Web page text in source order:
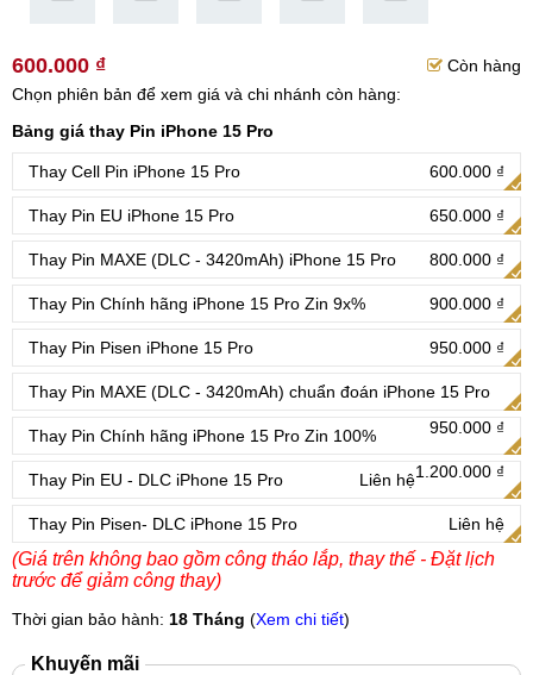
600.000 ₫
Còn hàng
Chọn phiên bản để xem giá và chi nhánh còn hàng:
Bảng giá thay Pin iPhone 15 Pro
Thay Cell Pin iPhone 15 Pro 600.000 ₫
Thay Pin EU iPhone 15 Pro 650.000 ₫
Thay Pin MAXE (DLC - 3420mAh) iPhone 15 Pro 800.000 ₫
Thay Pin Chính hãng iPhone 15 Pro Zin 9x% 900.000 ₫
Thay Pin Pisen iPhone 15 Pro 950.000 ₫
Thay Pin MAXE (DLC - 3420mAh) chuẩn đoán iPhone 15 Pro
950.000 ₫
Thay Pin Chính hãng iPhone 15 Pro Zin 100%
1.200.000 ₫
Thay Pin EU - DLC iPhone 15 Pro Liên hệ
Thay Pin Pisen- DLC iPhone 15 Pro Liên hệ
(Giá trên không bao gồm công tháo lắp, thay thế - Đặt lịch
trước để giảm công thay)
Thời gian bảo hành: 18 Tháng (Xem chi tiết)
Khuyến mãi